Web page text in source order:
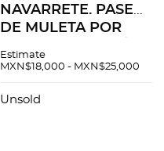
NAVARRETE. PASE
DE MULETA POR
sobre tela. Firmado.
Estimate
MXN$18,000 - MXN$25,000
Unsold